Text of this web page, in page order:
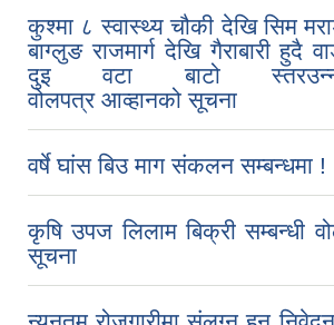
कुश्मा ८ स्वास्थ्य चौकी देखि सिम
बाग्लुङ राजमार्ग देखि गैराबारी हुदै
दुइ वटा बाटो
वोलपत्र आव्हानको सूचना
वर्षे घांस बिउ माग संकलन सम्बन्धमा !
कृषि उपज लिलाम बिक्री सम्बन्धी
सूचना